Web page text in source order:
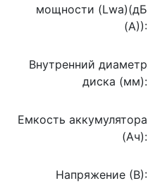
мощности (Lwa)(дБ
(А)):
Внутренний диаметр
диска (мм):
Емкость аккумулятора
(Ач):
Напряжение (В):